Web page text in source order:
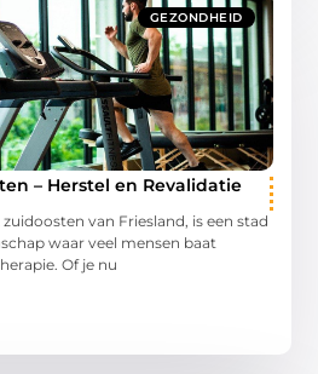
GEZONDHEID
– Herstel en Revalidatie
van Friesland, is een stad
waar veel mensen baat
Of je nu